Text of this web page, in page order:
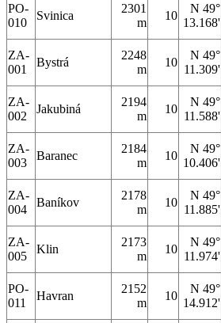
PO-
010
Svinica
2301
m
10
N 49°
13.168'
ZA-
001
Bystrá
2248
m
10
N 49°
11.309'
ZA-
002
Jakubiná
2194
m
10
N 49°
11.588'
ZA-
003
Baranec
2184
m
10
N 49°
10.406'
ZA-
004
Baníkov
2178
m
10
N 49°
11.885'
ZA-
005
Klin
2173
m
10
N 49°
11.974'
PO-
011
Havran
2152
m
10
N 49°
14.912'